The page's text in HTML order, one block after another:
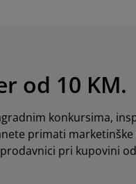
od 10 KM.
konkursima,
primati
pri kupovini